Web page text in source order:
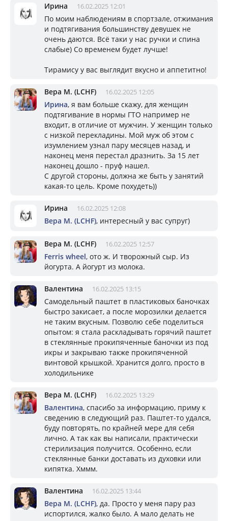
Ирина 16.02.2025 12:01
По моим наблюдениям в спортзале, отжимания
и подтягивания большинству девушек не
очень даются. Всё таки у нас ручки и спина
слабые) Со временем будет лучше!
Тирамису у вас выглядит вкусно и аппетитно!
Вера М. (LCHF) 16.02.2025 12:05
Ирина, я вам больше скажу, для женщин
подтягивание в нормы ГТО например не
входит, в отличие от мужчин. У женщин только
с низкой перекладины. Мой муж об этом с
изумлением узнал пару месяцев назад, и
наконец меня перестал дразнить. За 15 лет
наконец дошло - пруф нашел.
С другой стороны, должна же быть у занятий
какая-то цель. Кроме похудеть))
Ирина 16.02.2025 12:08
Вера М. (LCHF), интересный у вас супруг)
Вера М. (LCHF) 16.02.2025 12:57
Ferris wheel, ото ж. И творожный сыр. Из
йогурта. А йогурт из молока.
Валентина 16.02.2025 13:15
Самодельный паштет в пластиковых баночках
быстро закисает, а после морозилки делается
не таким вкусным. Позволю себе поделиться
опытом: я стала раскладывать горячий паштет
в стеклянные прокипяченные баночки из под
икры и закрываю также прокипяченной
винтовой крышкой. Хранится долго, просто в
холодильнике
Вера М. (LCHF) 16.02.2025 13:29
Валентина, спасибо за информацию, приму к
сведению в следующий раз. Паштет-то удался,
буду повторять, по крайней мере для себя
лично. А так как вы написали, практически
стерилизация получится. Особенно, если
стеклянные банки доставать из духовки или
кипятка. Хммм.
Валентина 16.02.2025 13:44
Вера М. (LCHF), да. Просто у меня пару раз
испортился, жалко было. А мало делать не